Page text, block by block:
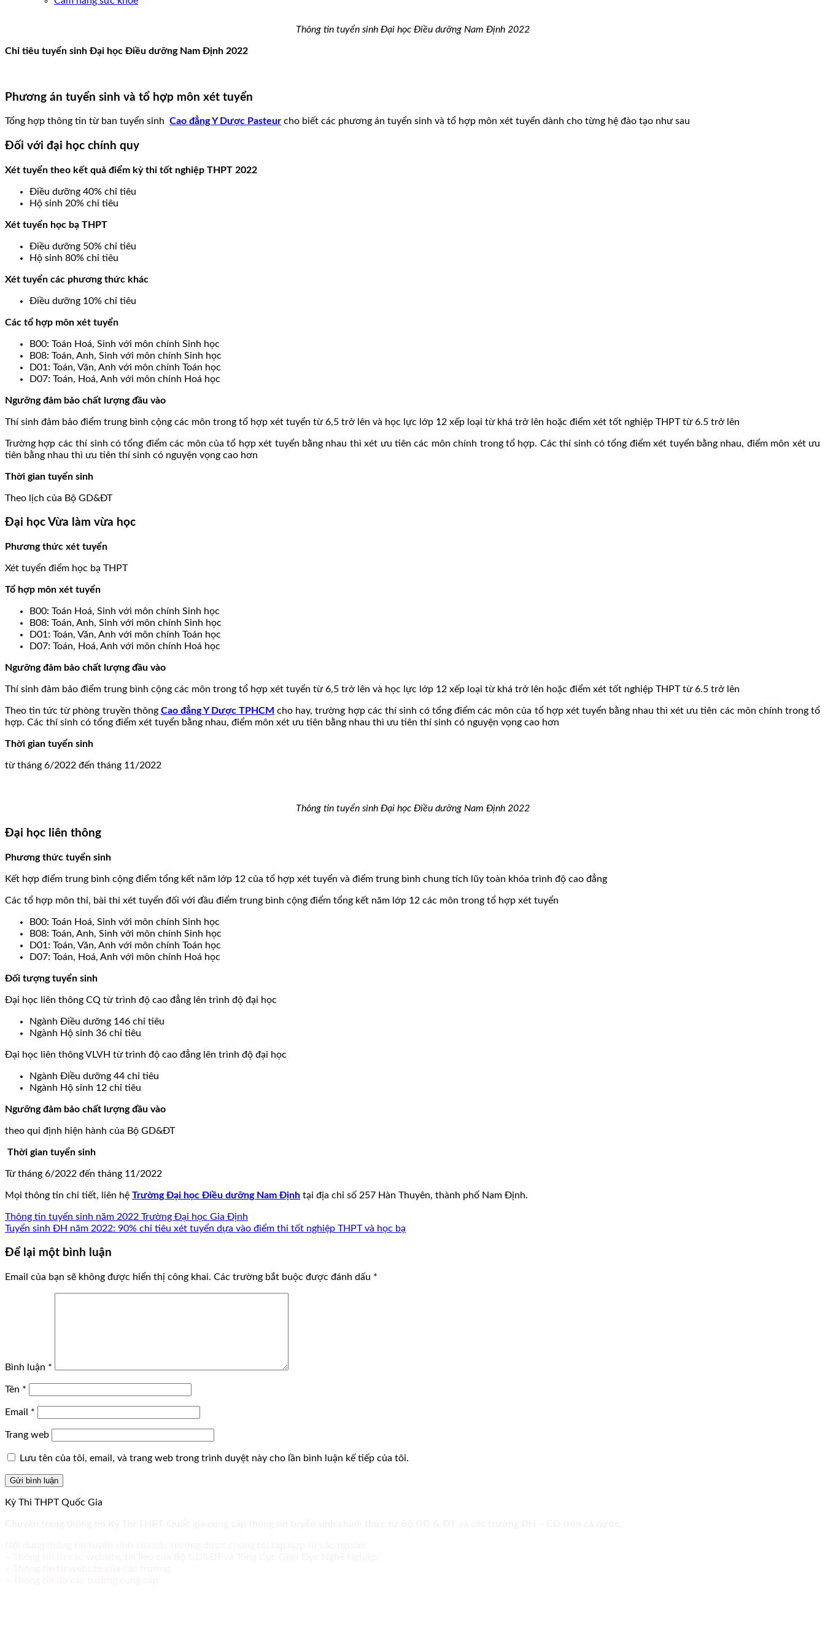
Thông tin tuyển sinh Đại học Điều dưỡng Nam Định 2022
Chỉ tiêu tuyển sinh Đại học Điều dưỡng Nam Định 2022
Phương án tuyển sinh và tổ hợp môn xét tuyển
Tổng hợp thông tin từ ban tuyển sinh Cao đẳng Y Dược Pasteur cho biết các phương án tuyển sinh và tổ hợp môn xét tuyển dành cho từng hệ đào tạo như sau
Đối với đại học chính quy
Xét tuyển theo kết quả điểm kỳ thi tốt nghiệp THPT 2022
Điều dưỡng 40% chỉ tiêu
Hộ sinh 20% chỉ tiêu
Xét tuyển học bạ THPT
Điều dưỡng 50% chỉ tiêu
Hộ sinh 80% chỉ tiêu
Xét tuyển các phương thức khác
Điều dưỡng 10% chỉ tiêu
Các tổ hợp môn xét tuyển
B00: Toán Hoá, Sinh với môn chính Sinh học
B08: Toán, Anh, Sinh với môn chính Sinh học
D01: Toán, Văn, Anh với môn chính Toán học
D07: Toán, Hoá, Anh với môn chính Hoá học
Ngưỡng đảm bảo chất lượng đầu vào
Thí sinh đảm bảo điểm trung bình cộng các môn trong tổ hợp xét tuyển từ 6,5 trở lên và học lực lớp 12 xếp loại từ khá trở lên hoặc điểm xét tốt nghiệp THPT từ 6.5 trở lên
Trường hợp các thí sinh có tổng điểm các môn của tổ hợp xét tuyển bằng nhau thì xét ưu tiên các môn chính trong tổ hợp. Các thí sinh có tổng điểm xét tuyển bằng nhau, điểm môn xét ưu
tiên bằng nhau thì ưu tiên thí sinh có nguyện vọng cao hơn
Thời gian tuyển sinh
Theo lịch của Bộ GD&ĐT
Đại học Vừa làm vừa học
Phương thức xét tuyển
Xét tuyển điểm học bạ THPT
Tổ hợp môn xét tuyển
B00: Toán Hoá, Sinh với môn chính Sinh học
B08: Toán, Anh, Sinh với môn chính Sinh học
D01: Toán, Văn, Anh với môn chính Toán học
D07: Toán, Hoá, Anh với môn chính Hoá học
Ngưỡng đảm bảo chất lượng đầu vào
Thí sinh đảm bảo điểm trung bình cộng các môn trong tổ hợp xét tuyển từ 6,5 trở lên và học lực lớp 12 xếp loại từ khá trở lên hoặc điểm xét tốt nghiệp THPT từ 6.5 trở lên
Theo tin tức từ phòng truyền thông Cao đẳng Y Dược TPHCM cho hay, trường hợp các thí sinh có tổng điểm các môn của tổ hợp xét tuyển bằng nhau thì xét ưu tiên các môn chính trong tổ
hợp. Các thí sinh có tổng điểm xét tuyển bằng nhau, điểm môn xét ưu tiên bằng nhau thì ưu tiên thí sinh có nguyện vọng cao hơn
Thời gian tuyển sinh
từ tháng 6/2022 đến tháng 11/2022
Thông tin tuyển sinh Đại học Điều dưỡng Nam Định 2022
Đại học liên thông
Phương thức tuyển sinh
Kết hợp điểm trung bình cộng điểm tổng kết năm lớp 12 của tổ hợp xét tuyển và điểm trung bình chung tích lũy toàn khóa trình độ cao đẳng
Các tổ hợp môn thi, bài thi xét tuyển đối với đầu điểm trung bình cộng điểm tổng kết năm lớp 12 các môn trong tổ hợp xét tuyển
B00: Toán Hoá, Sinh với môn chính Sinh học
B08: Toán, Anh, Sinh với môn chính Sinh học
D01: Toán, Văn, Anh với môn chính Toán học
D07: Toán, Hoá, Anh với môn chính Hoá học
Đối tượng tuyển sinh
Đại học liên thông CQ từ trình độ cao đẳng lên trình độ đại học
Ngành Điều dưỡng 146 chỉ tiêu
Ngành Hộ sinh 36 chỉ tiêu
Đại học liên thông VLVH từ trình độ cao đẳng lên trình độ đại học
Ngành Điều dưỡng 44 chỉ tiêu
Ngành Hộ sinh 12 chỉ tiêu
Ngưỡng đảm bảo chất lượng đầu vào
theo qui định hiện hành của Bộ GD&ĐT
Thời gian tuyển sinh
Từ tháng 6/2022 đến tháng 11/2022
Mọi thông tin chi tiết, liên hệ Trường Đại học Điều dưỡng Nam Định tại địa chỉ số 257 Hàn Thuyên, thành phố Nam Định.
Thông tin tuyển sinh năm 2022 Trường Đại học Gia Định
Tuyển sinh ĐH năm 2022: 90% chỉ tiêu xét tuyển dựa vào điểm thi tốt nghiệp THPT và học bạ
Để lại một bình luận
Email của bạn sẽ không được hiển thị công khai. Các trường bắt buộc được đánh dấu *
Bình luận *
Tên *
Email *
Trang web
Lưu tên của tôi, email, và trang web trong trình duyệt này cho lần bình luận kế tiếp của tôi.
Kỳ Thi THPT Quốc Gia